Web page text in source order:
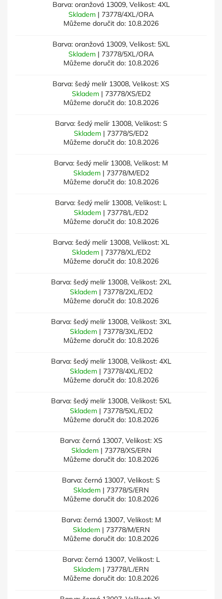
Barva: oranžová 13009, Velikost: 4XL
Skladem | 73778/4XL/ORA
Můžeme doručit do: 10.8.2026
Barva: oranžová 13009, Velikost: 5XL
Skladem | 73778/5XL/ORA
Můžeme doručit do: 10.8.2026
Barva: šedý melír 13008, Velikost: XS
Skladem | 73778/XS/ED2
Můžeme doručit do: 10.8.2026
Barva: šedý melír 13008, Velikost: S
Skladem | 73778/S/ED2
Můžeme doručit do: 10.8.2026
Barva: šedý melír 13008, Velikost: M
Skladem | 73778/M/ED2
Můžeme doručit do: 10.8.2026
Barva: šedý melír 13008, Velikost: L
Skladem | 73778/L/ED2
Můžeme doručit do: 10.8.2026
Barva: šedý melír 13008, Velikost: XL
Skladem | 73778/XL/ED2
Můžeme doručit do: 10.8.2026
Barva: šedý melír 13008, Velikost: 2XL
Skladem | 73778/2XL/ED2
Můžeme doručit do: 10.8.2026
Barva: šedý melír 13008, Velikost: 3XL
Skladem | 73778/3XL/ED2
Můžeme doručit do: 10.8.2026
Barva: šedý melír 13008, Velikost: 4XL
Skladem | 73778/4XL/ED2
Můžeme doručit do: 10.8.2026
Barva: šedý melír 13008, Velikost: 5XL
Skladem | 73778/5XL/ED2
Můžeme doručit do: 10.8.2026
Barva: černá 13007, Velikost: XS
Skladem | 73778/XS/ERN
Můžeme doručit do: 10.8.2026
Barva: černá 13007, Velikost: S
Skladem | 73778/S/ERN
Můžeme doručit do: 10.8.2026
Barva: černá 13007, Velikost: M
Skladem | 73778/M/ERN
Můžeme doručit do: 10.8.2026
Barva: černá 13007, Velikost: L
Skladem | 73778/L/ERN
Můžeme doručit do: 10.8.2026